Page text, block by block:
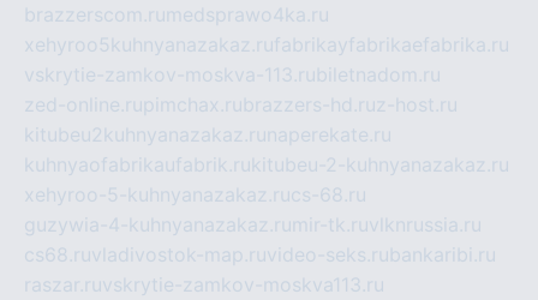
brazzerscom.ru medsprawo4ka.ru
xehyroo5kuhnyanazakaz.rufabrikayfabrikaefabrika.ru
vskrytie-zamkov-moskva-113.rubiletnadom.ru
zed-online.rupimchax.rubrazzers-hd.ruz-host.ru
kitubeu2kuhnyanazakaz.ru naperekate.ru
kuhnyaofabrikaufabrik.rukitubeu-2-kuhnyanazakaz.ru
xehyroo-5-kuhnyanazakaz.rucs-68.ru
guzywia-4-kuhnyanazakaz.ru mir-tk.ruvlknrussia.ru
cs68.ruvladivostok-map.ruvideo-seks.rubankaribi.ru
raszar.ruvskrytie-zamkov-moskva113.ru